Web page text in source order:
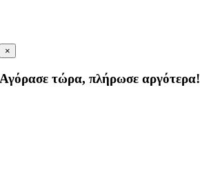
×
Αγόρασε τώρα, πλήρωσε αργότερα!